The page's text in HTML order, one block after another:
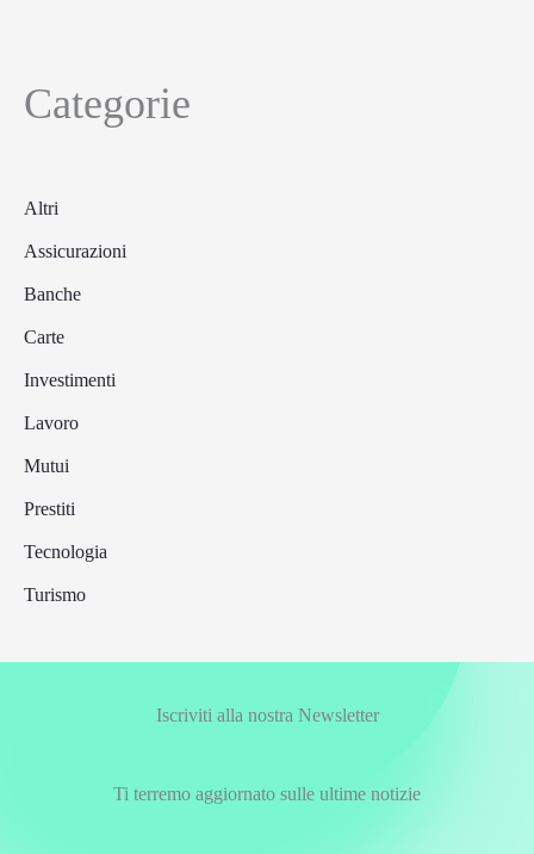
Categorie
Altri
Assicurazioni
Banche
Carte
Investimenti
Lavoro
Mutui
Prestiti
Tecnologia
Turismo
Iscriviti alla nostra Newsletter
Ti terremo aggiornato sulle ultime notizie